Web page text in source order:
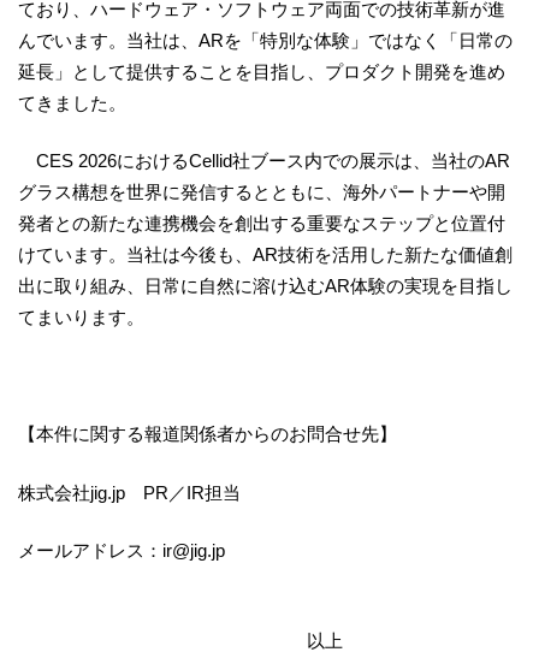
ており、ハードウェア・ソフトウェア両面での技術革新が進
んでいます。当社は、ARを「特別な体験」ではなく「日常の
延長」として提供することを目指し、プロダクト開発を進め
てきました。
CES 2026におけるCellid社ブース内での展示は、当社のAR
グラス構想を世界に発信するとともに、海外パートナーや開
発者との新たな連携機会を創出する重要なステップと位置付
けています。当社は今後も、AR技術を活用した新たな価値創
出に取り組み、日常に自然に溶け込むAR体験の実現を目指し
てまいります。
【本件に関する報道関係者からのお問合せ先】
株式会社jig.jp PR／IR担当
メールアドレス：ir@jig.jp
以上